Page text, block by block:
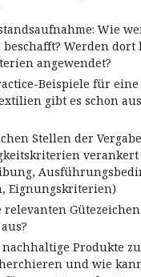
Wie
Werden dort
angewendet?
Beispiele für
gibt es schon
Stellen der
verankert
Eignungskriterien)
relevanten
Produkte
und wie